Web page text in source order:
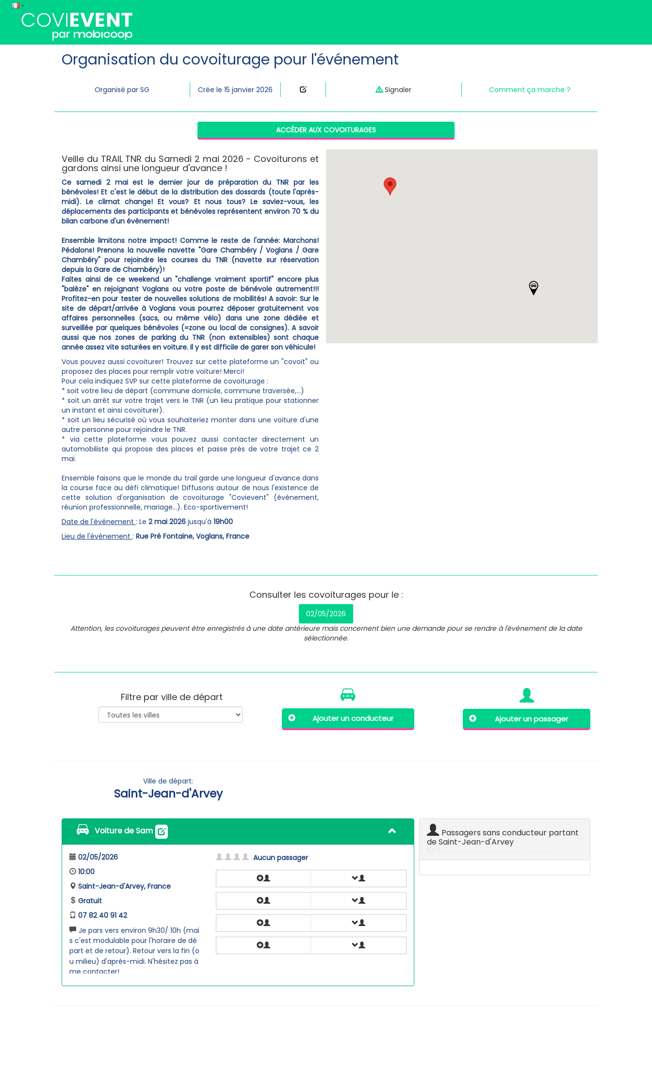
Organisation du covoiturage pour l'événement
Organisé par SG Crée le 15 janvier 2026 Signaler Comment ça marche ?
ACCÉDER AUX COVOITURAGES
Veille du TRAIL TNR du Samedi 2 mai 2026 - Covoiturons et
gardons ainsi une longueur d'avance !
Ce samedi 2 mai est le dernier jour de préparation du TNR par les
bénévoles! Et c'est le début de la distribution des dossards (toute l'après-
midi). Le climat change! Et vous? Et nous tous? Le saviez-vous, les
déplacements des participants et bénévoles représentent environ 70 % du
bilan carbone d'un évènement!
Ensemble limitons notre impact! Comme le reste de l'année: Marchons!
Pédalons! Prenons la nouvelle navette "Gare Chambéry / Voglans / Gare
Chambéry" pour rejoindre les courses du TNR (navette sur réservation
depuis la Gare de Chambéry)!
Faites ainsi de ce weekend un "challenge vraiment sportif" encore plus
"balèze" en rejoignant Voglans ou votre poste de bénévole autrement!!!
Profitez-en pour tester de nouvelles solutions de mobilités! A savoir: Sur le
site de départ/arrivée à Voglans vous pourrez déposer gratuitement vos
affaires personnelles (sacs, ou même vélo) dans une zone dédiée et
surveillée par quelques bénévoles (=zone ou local de consignes). A savoir
aussi que nos zones de parking du TNR (non extensibles) sont chaque
année assez vite saturées en voiture. Il y est difficile de garer son véhicule!
Vous pouvez aussi covoiturer! Trouvez sur cette plateforme un "covoit" ou
proposez des places pour remplir votre voiture! Merci!
Pour cela indiquez SVP sur cette plateforme de covoiturage :
* soit votre lieu de départ (commune domicile, commune traversée,...)
* soit un arrêt sur votre trajet vers le TNR (un lieu pratique pour stationner
un instant et ainsi covoiturer).
* soit un lieu sécurisé où vous souhaiteriez monter dans une voiture d'une
autre personne pour rejoindre le TNR.
* via cette plateforme vous pouvez aussi contacter directement un
automobiliste qui propose des places et passe près de votre trajet ce 2
mai.
Ensemble faisons que le monde du trail garde une longueur d'avance dans
la course face au défi climatique! Diffusons autour de nous l'existence de
cette solution d'organisation de covoiturage "Covievent" (événement,
réunion professionnelle, mariage...). Eco-sportivement!
Date de l'événement : Le 2 mai 2026 jusqu'à 19h00
Lieu de l'événement : Rue Pré Fontaine, Voglans, France
Consulter les covoiturages pour le :
02/05/2026
Attention, les covoiturages peuvent être enregistrés à une date antérieure mais concernent bien une demande pour se rendre à l'événement de la date
sélectionnée.
Filtre par ville de départ
Ajouter un conducteur Ajouter un passager
Ville de départ:
Saint-Jean-d'Arvey
Voiture de Sam
02/05/2026
10:00
Saint-Jean-d'Arvey, France
Gratuit
07 82 40 91 42
Je pars vers environ 9h30/ 10h (mai
s c'est modulable pour l'horaire de dé
part et de retour). Retour vers la fin (o
u milieu) d'après-midi. N'hésitez pas à
me contacter!
Aucun passager
Passagers sans conducteur partant
de Saint-Jean-d'Arvey